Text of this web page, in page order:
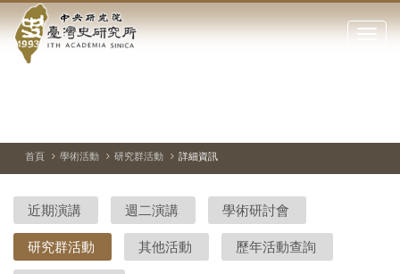
到中
央
院-
臺
灣
史
點
閉
站
停、
圖
圖
結
首頁 學術活動 研究群活動 詳細資訊
近期演講 週二演講 學術研討會
研究群活動 其他活動 歷年活動查詢